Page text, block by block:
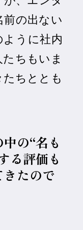
前の出ない
ように社内
ちもいま
ちととも
の“名も
る評価も
たので